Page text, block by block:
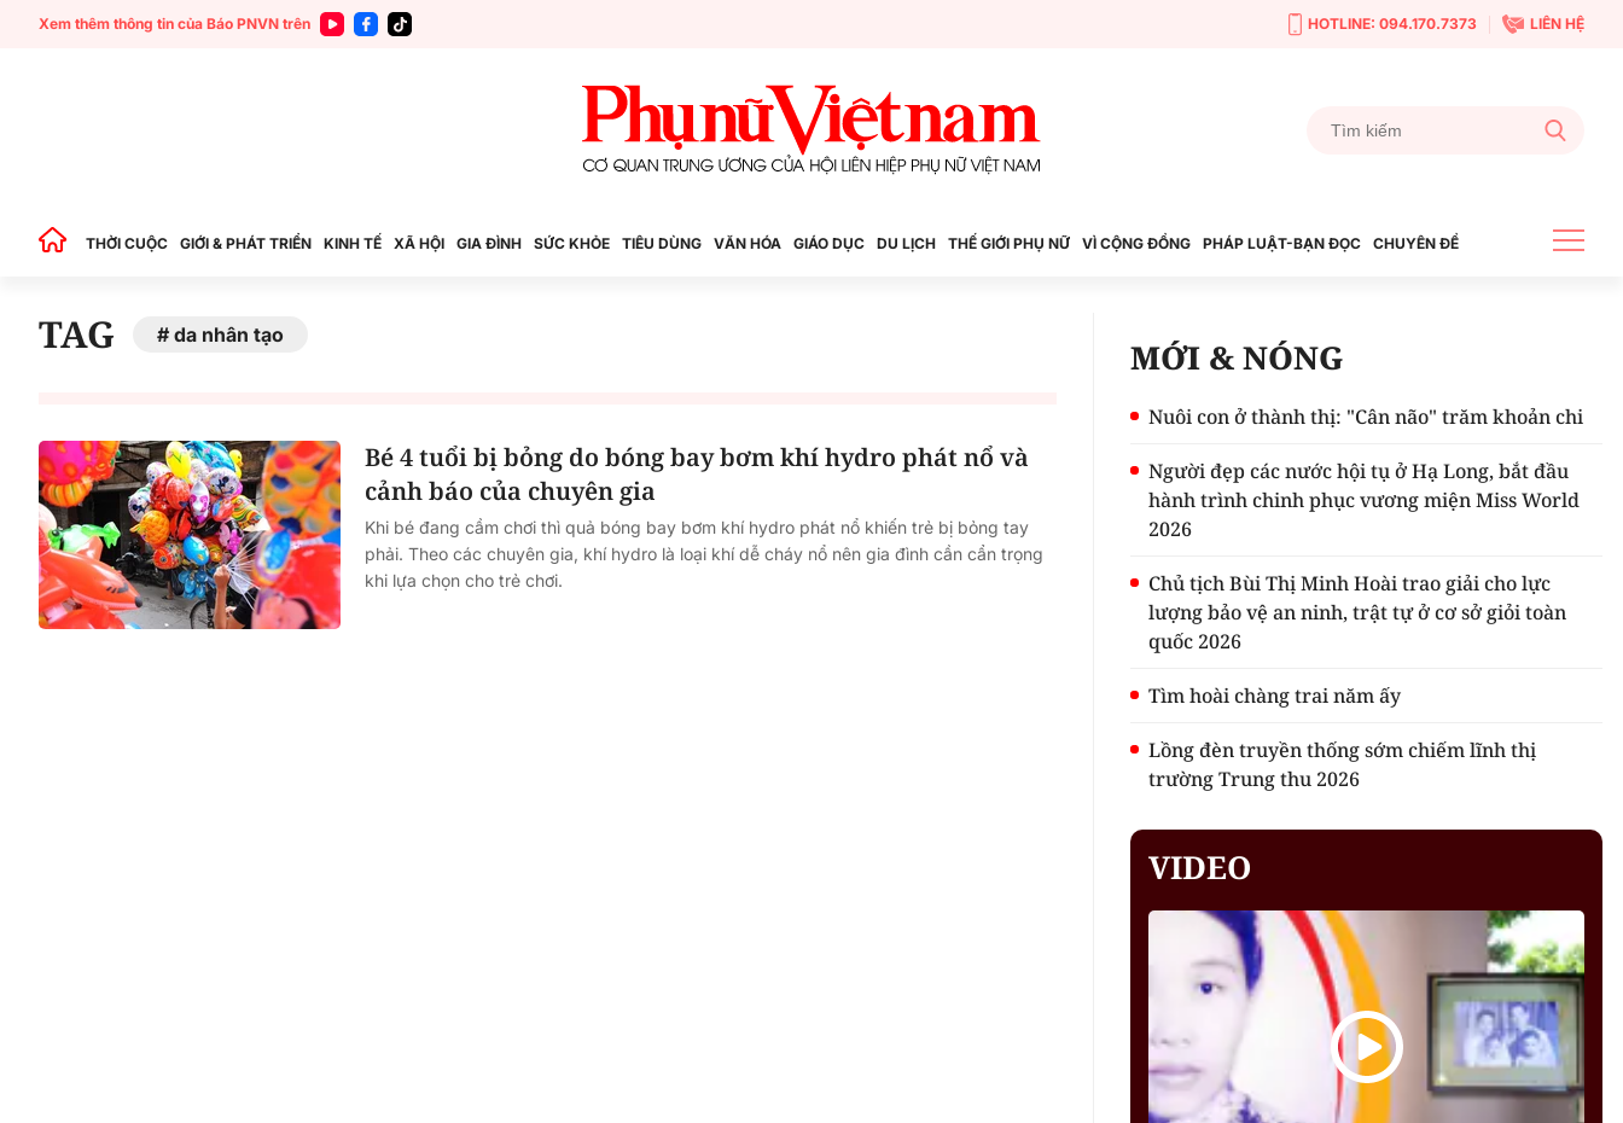
Xem thêm thông tin của Báo PNVN trên HOTLINE: 094.170.7373 LIÊN HỆ
THỜI CUỘC GIỚI & PHÁT TRIỂN KINH TẾ XÃ HỘI GIA ĐÌNH SỨC KHỎE TIÊU DÙNG VĂN HÓA GIÁO DỤC DU LỊCH THẾ GIỚI PHỤ NỮ VÌ CỘNG ĐỒNG PHÁP LUẬT-BẠN ĐỌC CHUYÊN ĐỀ
TAG da nhân tạo
Bé 4 tuổi bị bỏng do bóng bay bơm khí hydro phát nổ và
cảnh báo của chuyên gia
Khi bé đang cầm chơi thì quả bóng bay bơm khí hydro phát nổ khiến trẻ bị bỏng tay
phải. Theo các chuyên gia, khí hydro là loại khí dễ cháy nổ nên gia đình cần cẩn trọng
khi lựa chọn cho trẻ chơi.
MỚI & NÓNG
Nuôi con ở thành thị: "Cân não" trăm khoản chi
Người đẹp các nước hội tụ ở Hạ Long, bắt đầu
hành trình chinh phục vương miện Miss World
2026
Chủ tịch Bùi Thị Minh Hoài trao giải cho lực
lượng bảo vệ an ninh, trật tự ở cơ sở giỏi toàn
quốc 2026
Tìm hoài chàng trai năm ấy
Lồng đèn truyền thống sớm chiếm lĩnh thị
trường Trung thu 2026
VIDEO